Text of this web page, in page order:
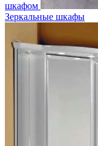
шкафом
Зеркальные шкафы